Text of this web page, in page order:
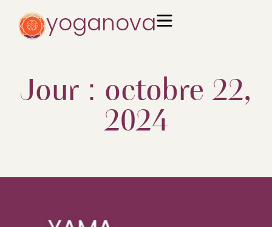
yoganova
Jour : octobre 22,
2024